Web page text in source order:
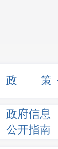
政 策
政府信息
公开指南